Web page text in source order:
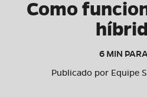
Como
6 MIN
Publicado por Equipe